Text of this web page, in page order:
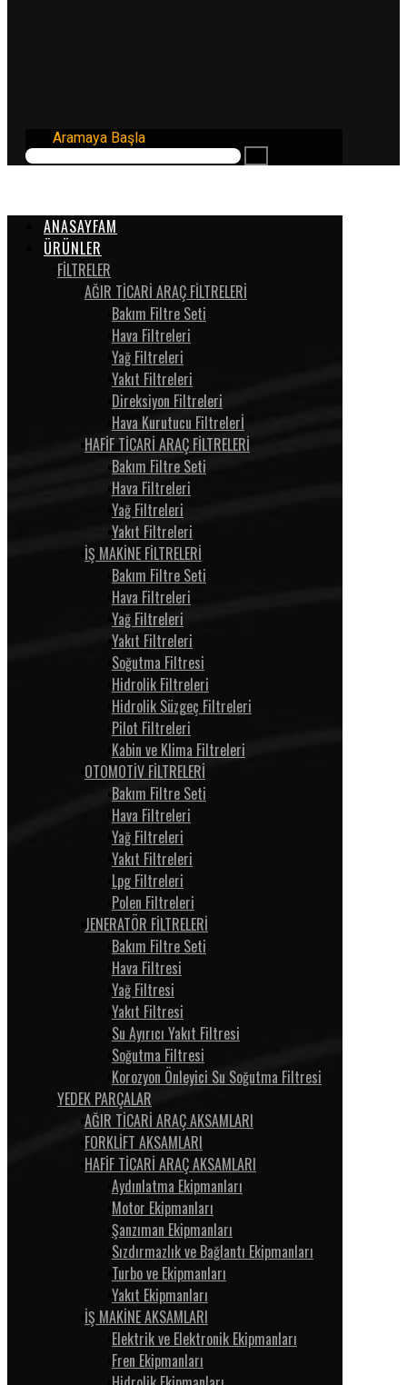
Aramaya Başla
ANASAYFAM
ÜRÜNLER
FİLTRELER
AĞIR TİCARİ ARAÇ FİLTRELERİ
Bakım Filtre Seti
Hava Filtreleri
Yağ Filtreleri
Yakıt Filtreleri
Direksiyon Filtreleri
Hava Kurutucu Filtrelerİ
HAFİF TİCARİ ARAÇ FİLTRELERİ
Bakım Filtre Seti
Hava Filtreleri
Yağ Filtreleri
Yakıt Filtreleri
İŞ MAKİNE FİLTRELERİ
Bakım Filtre Seti
Hava Filtreleri
Yağ Filtreleri
Yakıt Filtreleri
Soğutma Filtresi
Hidrolik Filtreleri
Hidrolik Süzgeç Filtreleri
Pilot Filtreleri
Kabin ve Klima Filtreleri
OTOMOTİV FİLTRELERİ
Bakım Filtre Seti
Hava Filtreleri
Yağ Filtreleri
Yakıt Filtreleri
Lpg Filtreleri
Polen Filtreleri
JENERATÖR FİLTRELERİ
Bakım Filtre Seti
Hava Filtresi
Yağ Filtresi
Yakıt Filtresi
Su Ayırıcı Yakıt Filtresi
Soğutma Filtresi
Korozyon Önleyici Su Soğutma Filtresi
YEDEK PARÇALAR
AĞIR TİCARİ ARAÇ AKSAMLARI
FORKLİFT AKSAMLARI
HAFİF TİCARİ ARAÇ AKSAMLARI
Aydınlatma Ekipmanları
Motor Ekipmanları
Şanzıman Ekipmanları
Sızdırmazlık ve Bağlantı Ekipmanları
Turbo ve Ekipmanları
Yakıt Ekipmanları
İŞ MAKİNE AKSAMLARI
Elektrik ve Elektronik Ekipmanları
Fren Ekipmanları